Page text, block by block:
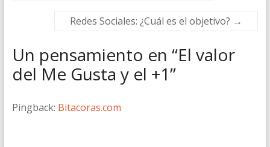
Redes Sociales: ¿Cuál es el objetivo? →
Un pensamiento en “El valor
del Me Gusta y el +1”
Pingback: Bitacoras.com